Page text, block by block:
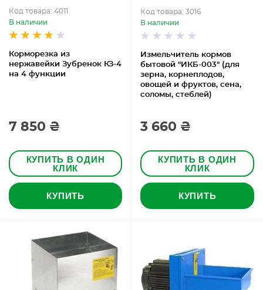
Корморезка из
нержавейки Зубренок КЗ-4
на 4 функции
Код товара: 4011
В наличии
7 850 ₴
КУПИТЬ В ОДИН
КЛИК
КУПИТЬ
Измельчитель кормов
бытовой "ИКБ-003" (для
зерна, корнеплодов,
овощей и фруктов, сена,
соломы, стеблей)
Код товара: 3016
В наличии
3 660 ₴
КУПИТЬ В ОДИН
КЛИК
КУПИТЬ